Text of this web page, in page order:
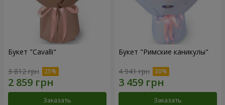
Букет "Cаvalli"
3 812 грн
Заказать
Букет "Римские каникулы"
4 941 грн
Заказать